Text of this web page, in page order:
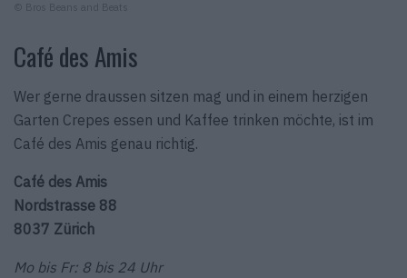
© Bros Beans and Beats
Café des Amis
Wer gerne draussen sitzen mag und in einem herzigen
Garten Crepes essen und Kaffee trinken möchte, ist im
Café des Amis genau richtig.
Café des Amis
Nordstrasse 88
8037 Zürich
Mo bis Fr: 8 bis 24 Uhr